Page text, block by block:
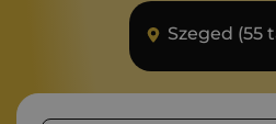
Szeged (55